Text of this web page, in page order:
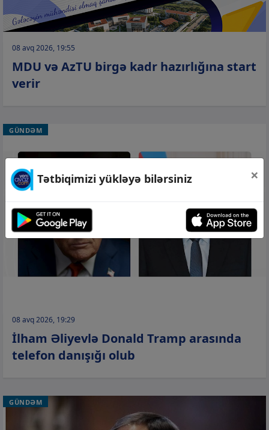
08 avq 2026, 19:55
MDU və AzTU birgə kadr hazırlığına start
verir
GÜNDƏM
08 avq 2026, 19:29
İlham Əliyevlə Donald Tramp arasında
telefon danışığı olub
GÜNDƏM
Tətbiqimizi yükləyə bilərsiniz ×